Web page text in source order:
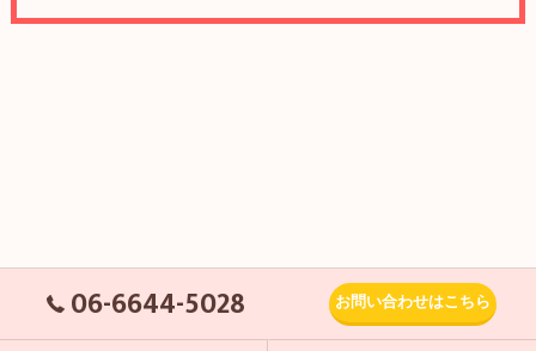
06-6644-5028 お問い合わせはこちら